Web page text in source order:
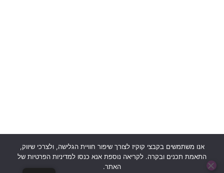
אנו משתמשים בקבצי קוקיז לצורך שיפור חוויית הגלישה, ולצרכי שיווק,
התאמת תכנים ובקרה. לקריאה נוספת אנא כנסו למדיניות הפרטיות של
האתר.